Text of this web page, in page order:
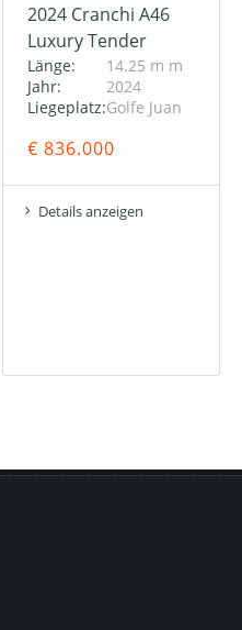
2024 Cranchi A46
Luxury Tender
Länge:
14.25 m m
Jahr:
2024
Liegeplatz:Golfe Juan
€ 836.000
Details anzeigen